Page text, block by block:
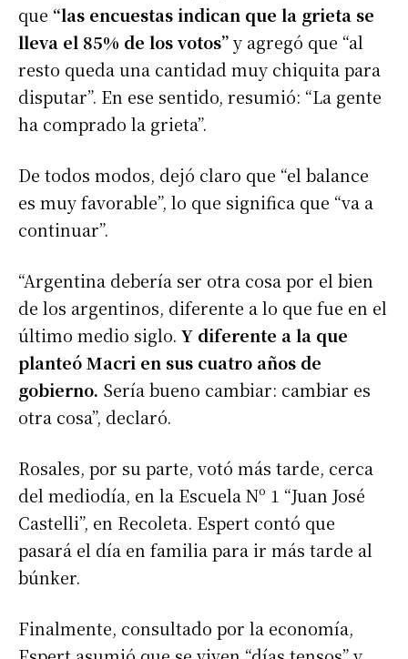
que “las encuestas indican que la grieta se
lleva el 85% de los votos”y agregó que “al
resto queda una cantidad muy chiquita para
disputar”. En ese sentido, resumió: “La gente
ha comprado la grieta”.
De todos modos, dejó claro que “el balance
es muy favorable”, lo que significa que “va a
continuar”.
“Argentina debería ser otra cosa por el bien
de los argentinos, diferente a lo que fue en el
último medio siglo. Y diferente a la que
planteó Macri en sus cuatro años de
gobierno. Sería bueno cambiar: cambiar es
otra cosa”, declaró.
Rosales, por su parte, votó más tarde, cerca
del mediodía, en la Escuela Nº 1 “Juan José
Castelli”, en Recoleta. Espert contó que
pasará el día en familia para ir más tarde al
búnker.
Finalmente, consultado por la economía,